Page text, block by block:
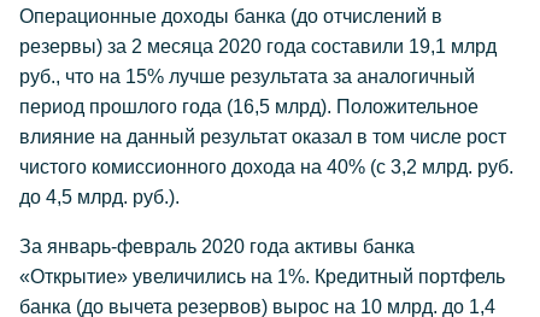
Операционные доходы банка (до отчислений в
резервы) за 2 месяца 2020 года составили 19,1 млрд
руб., что на 15% лучше результата за аналогичный
период прошлого года (16,5 млрд). Положительное
влияние на данный результат оказал в том числе рост
чистого комиссионного дохода на 40% (с 3,2 млрд. руб.
до 4,5 млрд. руб.).
За январь-февраль 2020 года активы банка
«Открытие» увеличились на 1%. Кредитный портфель
банка (до вычета резервов) вырос на 10 млрд. до 1,4